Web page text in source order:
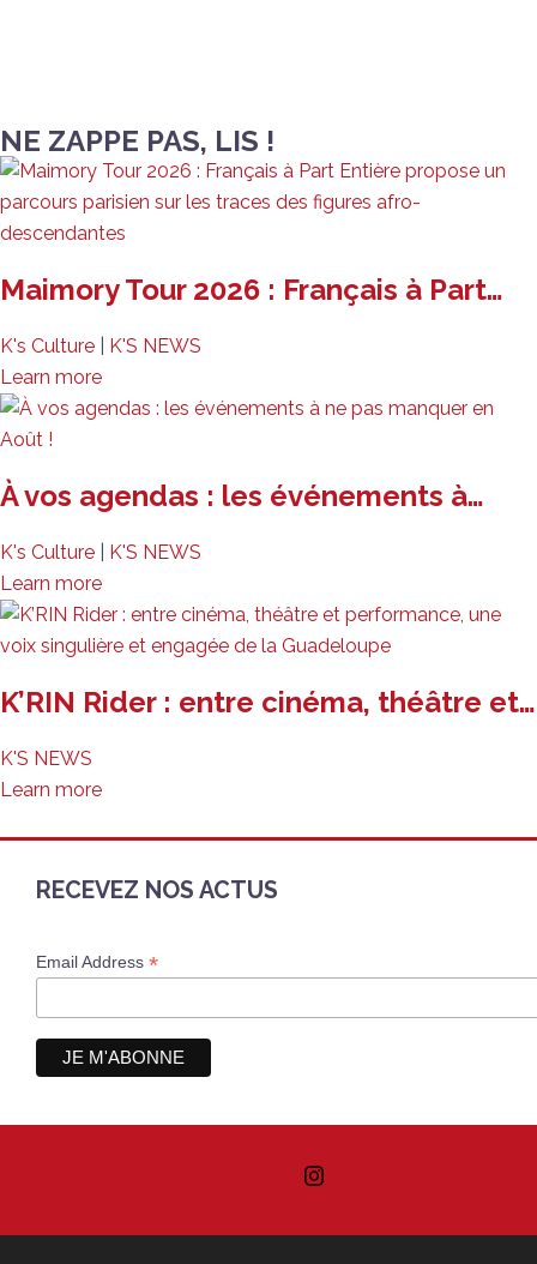
NE ZAPPE PAS, LIS !
Maimory Tour 2026 : Français à Part…
K's Culture
K'S NEWS
Learn more
À vos agendas : les événements à…
K's Culture
K'S NEWS
Learn more
K’RIN Rider : entre cinéma, théâtre et…
K'S NEWS
Learn more
RECEVEZ NOS ACTUS
Email Address *